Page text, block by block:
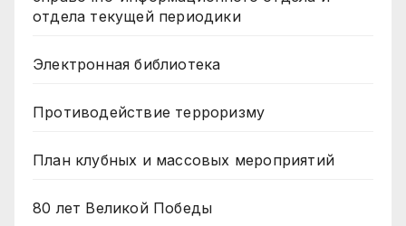
отдела текущей периодики
Электронная библиотека
Противодействие терроризму
План клубных и массовых мероприятий
80 лет Великой Победы